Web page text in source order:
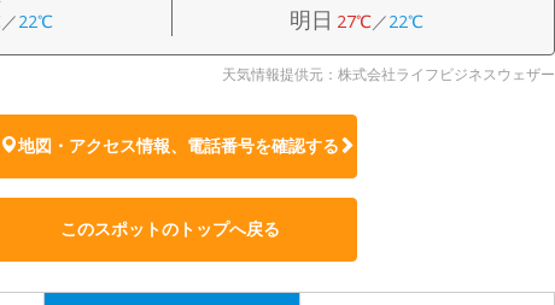
／22℃ 明日 27℃／22℃
天気情報提供元：株式会社ライフビジネスウェザー
地図・アクセス情報、電話番号を確認する
このスポットのトップへ戻る